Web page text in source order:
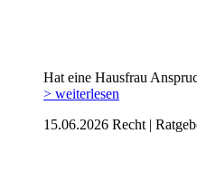
Hat eine Hausfrau
> weiterlesen
15.06.2026 Recht |